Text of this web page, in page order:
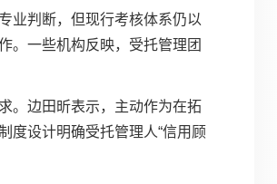
判断，但现行考核体系仍以
。一些机构反映，受托管理团
边田昕表示，主动作为在拓
度设计明确受托管理人“信用顾